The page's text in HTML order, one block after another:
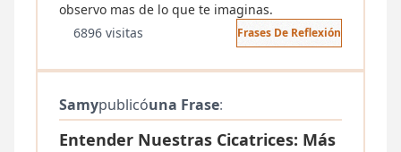
observo mas de lo que te imaginas.
6896 visitas
Frases De Reflexión
Samypublicóuna Frase:
Entender Nuestras Cicatrices: Más